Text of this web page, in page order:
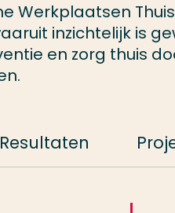
Werkplaatsen
inzichtelijk is
en zorg thuis
Resultaten